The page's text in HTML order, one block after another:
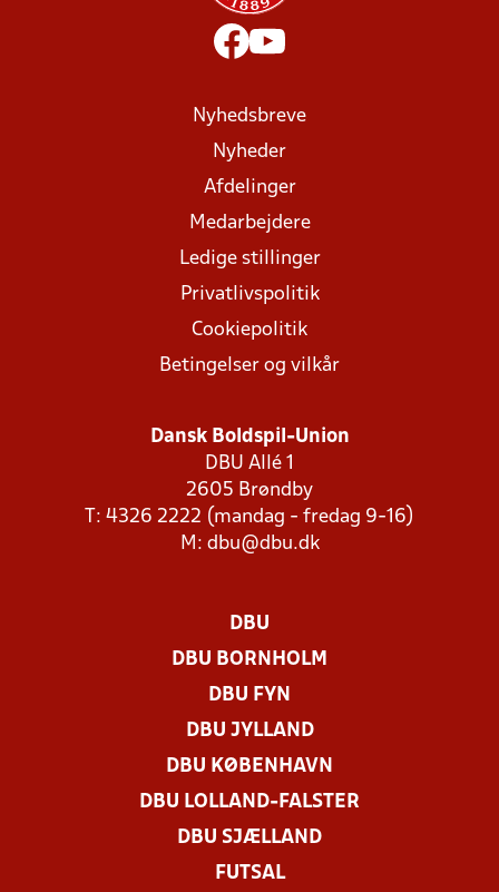
Nyhedsbreve
Nyheder
Afdelinger
Medarbejdere
Ledige stillinger
Privatlivspolitik
Cookiepolitik
Betingelser og vilkår
Dansk Boldspil-Union
DBU Allé 1
2605 Brøndby
T: 4326 2222 (mandag - fredag 9-16)
M: dbu@dbu.dk
DBU
DBU BORNHOLM
DBU FYN
DBU JYLLAND
DBU KØBENHAVN
DBU LOLLAND-FALSTER
DBU SJÆLLAND
FUTSAL